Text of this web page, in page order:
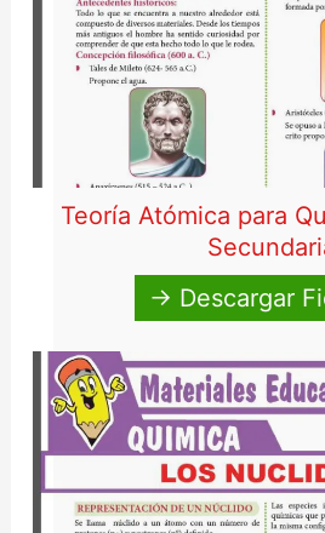
Teoría Atómica para
→ Descargar